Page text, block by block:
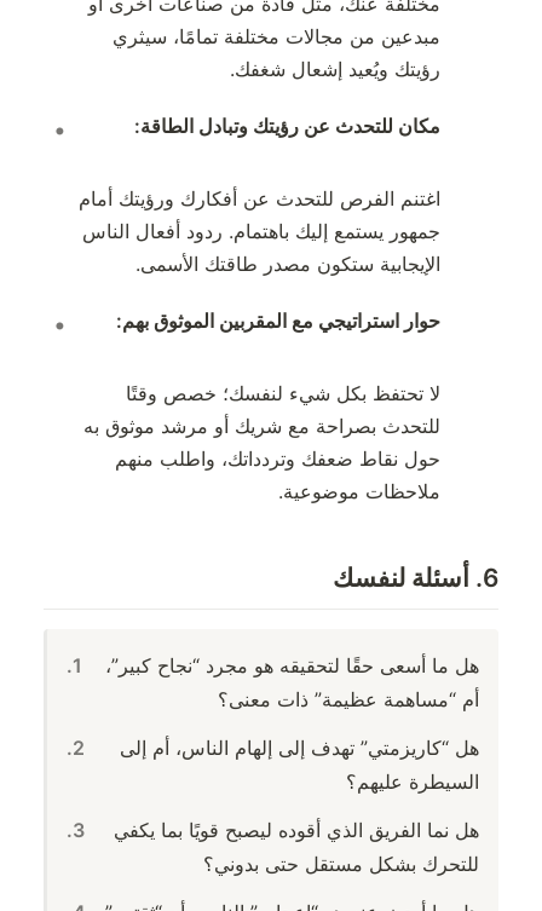
مبدعين من مجالات مختلفة تمامًا، سيثري
رؤيتك ويُعيد إشعال شغفك.
مكان للتحدث عن رؤيتك وتبادل الطاقة:
اغتنم الفرص للتحدث عن أفكارك ورؤيتك أمام
جمهور يستمع إليك باهتمام. ردود أفعال الناس
الإيجابية ستكون مصدر طاقتك الأسمى.
حوار استراتيجي مع المقربين الموثوق بهم:
لا تحتفظ بكل شيء لنفسك؛ خصص وقتًا
للتحدث بصراحة مع شريك أو مرشد موثوق به
حول نقاط ضعفك وتردداتك، واطلب منهم
ملاحظات موضوعية.
6. أسئلة لنفسك
هل ما أسعى حقًا لتحقيقه هو مجرد “نجاح كبير”،
أم “مساهمة عظيمة” ذات معنى؟
هل “كاريزمتي” تهدف إلى إلهام الناس، أم إلى
السيطرة عليهم؟
هل نما الفريق الذي أقوده ليصبح قويًا بما يكفي
للتحرك بشكل مستقل حتى بدوني؟